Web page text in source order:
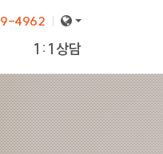
4962
1:1상담